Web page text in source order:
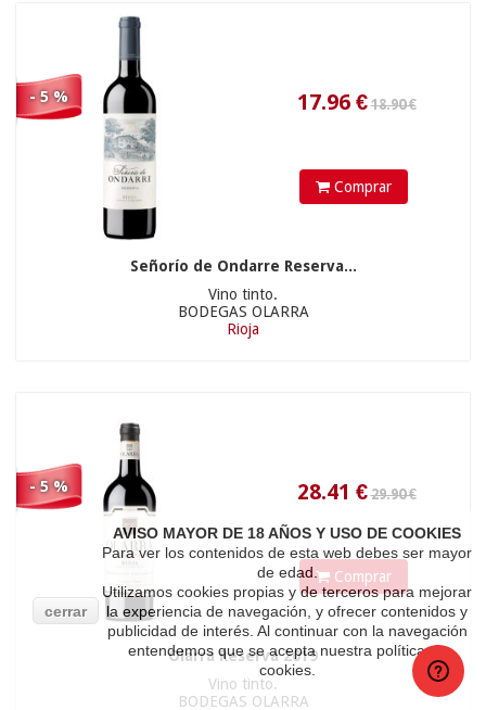
- 5 %
Comprar
Señorío de Ondarre Reserva...
Vino tinto.
BODEGAS OLARRA
Rioja
- 5 %
Comprar
Olarra Reserva 2019
Vino tinto.
BODEGAS OLARRA
cerrar
AVISO MAYOR DE 18 AÑOS Y USO DE COOKIES
Para ver los contenidos de esta web debes ser mayor
de edad.
Utilizamos cookies propias y de terceros para mejorar
la experiencia de navegación, y ofrecer contenidos y
publicidad de interés. Al continuar con la navegación
entendemos que se acepta nuestra política de
cookies.